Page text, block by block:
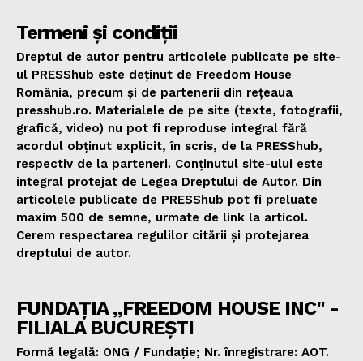
Termeni și condiții
Dreptul de autor pentru articolele publicate pe site-
ul PRESShub este deținut de Freedom House
România, precum și de partenerii din rețeaua
presshub.ro. Materialele de pe site (texte, fotografii,
grafică, video) nu pot fi reproduse integral fără
acordul obținut explicit, în scris, de la PRESShub,
respectiv de la parteneri. Conținutul site-ului este
integral protejat de Legea Dreptului de Autor. Din
articolele publicate de PRESShub pot fi preluate
maxim 500 de semne, urmate de link la articol.
Cerem respectarea regulilor citării și protejarea
dreptului de autor.
FUNDAȚIA „FREEDOM HOUSE INC" -
FILIALA BUCUREȘTI
Formă legală: ONG / Fundație; Nr. înregistrare: AOT.